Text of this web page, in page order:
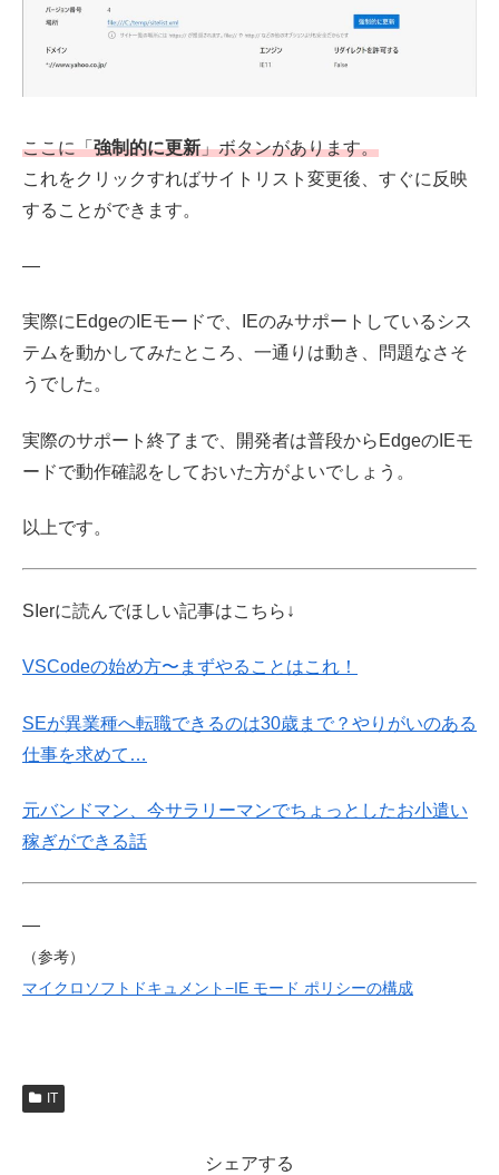
ここに「強制的に更新」ボタンがあります。
これをクリックすればサイトリスト変更後、すぐに反映
することができます。
—
実際にEdgeのIEモードで、IEのみサポートしているシス
テムを動かしてみたところ、一通りは動き、問題なさそ
うでした。
実際のサポート終了まで、開発者は普段からEdgeのIEモ
ードで動作確認をしておいた方がよいでしょう。
以上です。
SIerに読んでほしい記事はこちら↓
VSCodeの始め方〜まずやることはこれ！
SEが異業種へ転職できるのは30歳まで？やりがいのある
仕事を求めて…
元バンドマン、今サラリーマンでちょっとしたお小遣い
稼ぎができる話
—
（参考）
マイクロソフトドキュメント−IE モード ポリシーの構成
IT
シェアする